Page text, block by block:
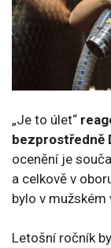
„Je to úlet“
bezprostředně
ocenění je
a celkově v
bylo v
Letošní ročník